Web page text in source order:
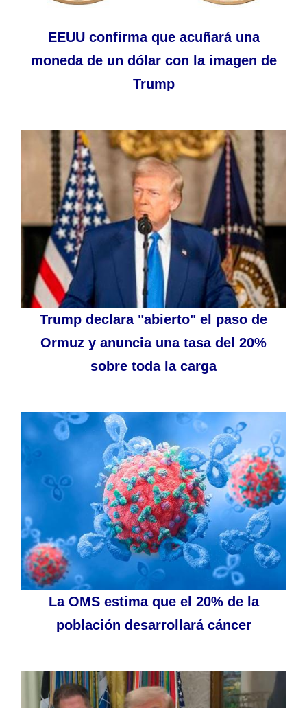
EEUU confirma que acuñará una
moneda de un dólar con la imagen de
Trump
Trump declara "abierto" el paso de
Ormuz y anuncia una tasa del 20%
sobre toda la carga
La OMS estima que el 20% de la
población desarrollará cáncer